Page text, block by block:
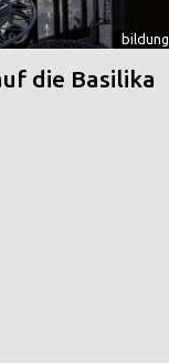
bildung
die Basilika